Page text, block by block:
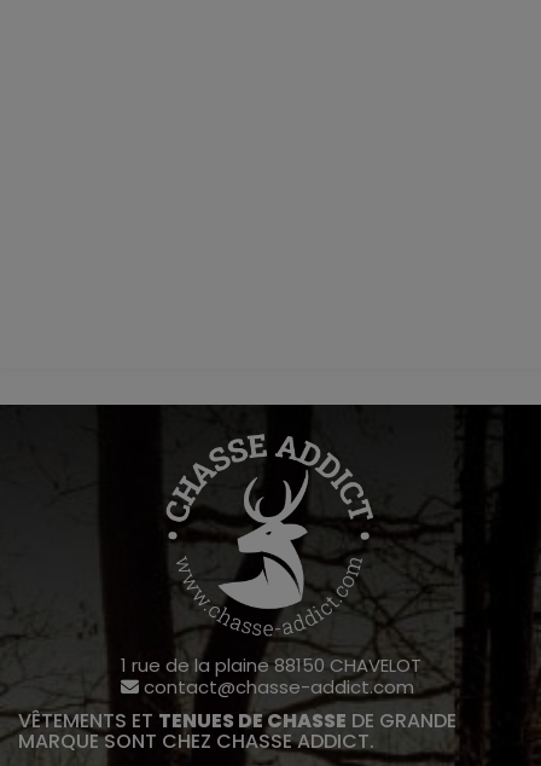
1 rue de la plaine 88150 CHAVELOT
contact@chasse-addict.com
VÊTEMENTS ET TENUES DE CHASSE DE GRANDE
MARQUE SONT CHEZ CHASSE ADDICT.